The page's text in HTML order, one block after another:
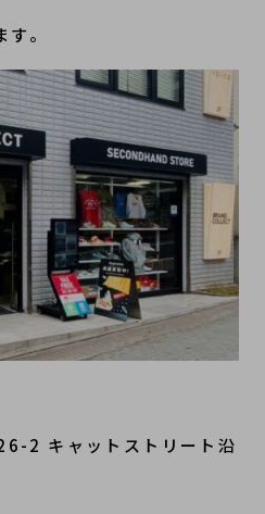
。
2 キャットストリート沿